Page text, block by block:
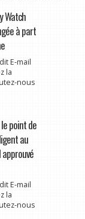
Watch
à part
E-mail
la
nous
point de
au
E-mail
la
nous